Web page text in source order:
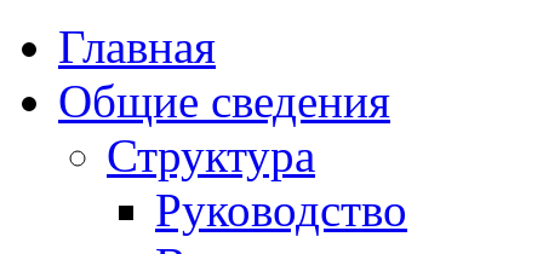
Главная
Общие сведения
Структура
Руководство